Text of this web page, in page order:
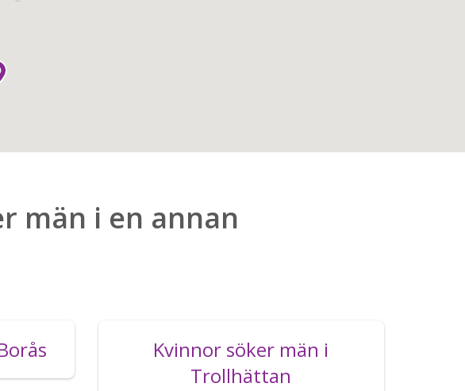
män i en annan
Kvinnor söker män i
Trollhättan